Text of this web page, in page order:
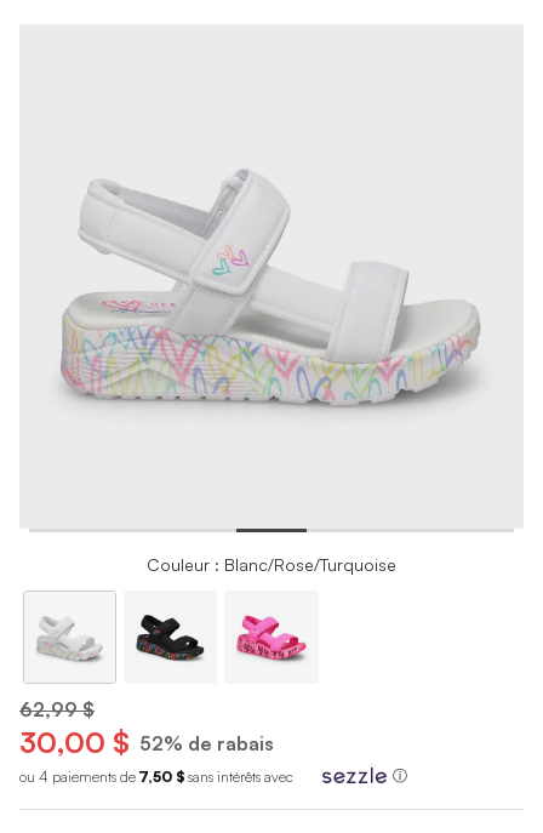
Couleur : Blanc/Rose/Turquoise
62,99 $
30,00 $ 52% de rabais
ou 4 paiements de 7,50 $ sans intérêts avec ⓘ